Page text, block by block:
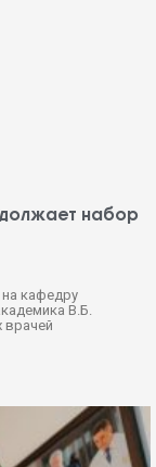
набор
кафедру
В.Б.
врачей